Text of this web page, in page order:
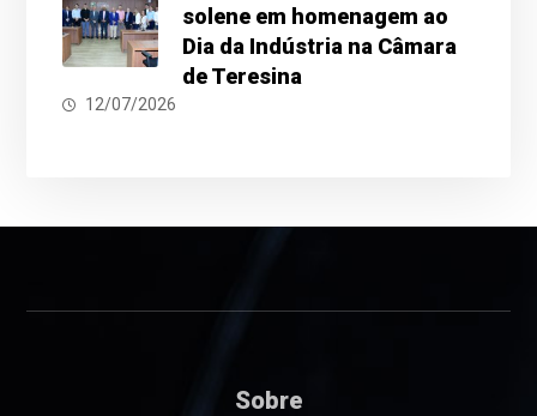
solene em homenagem ao
Dia da Indústria na Câmara
de Teresina
12/07/2026
Sobre